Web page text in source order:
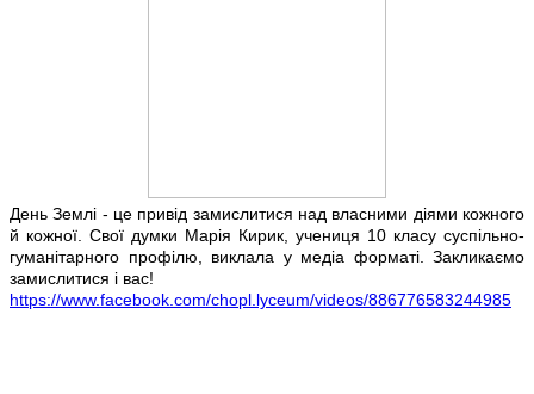
День Землі - це привід замислитися над власними діями кожного
й кожної. Свої думки Марія Кирик, учениця 10 класу суспільно-
гуманітарного профілю, виклала у медіа форматі. Закликаємо
замислитися і вас!
https://www.facebook.com/chopl.lyceum/videos/886776583244985